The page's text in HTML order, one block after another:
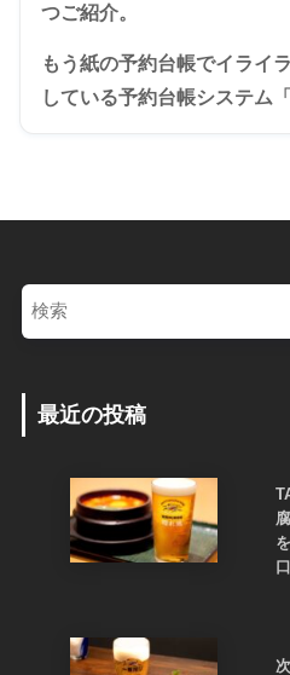
つご紹介。
もう紙の予約台帳でイライ
している予約台帳システム
最近の投稿